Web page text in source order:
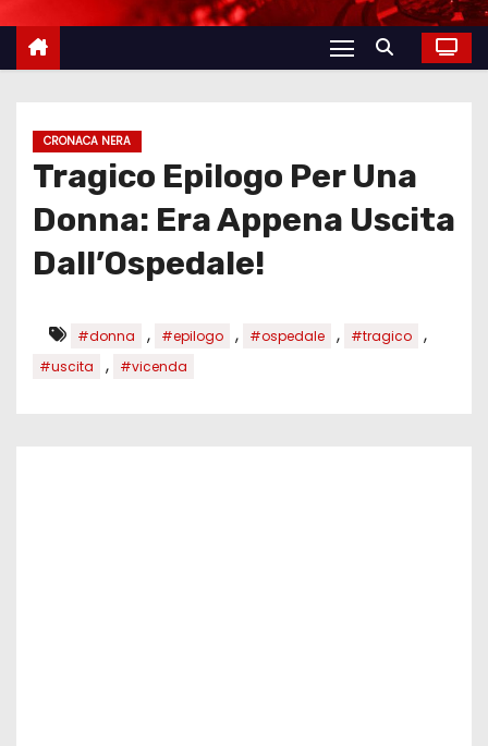
CRONACA NERA
Tragico Epilogo Per Una
Donna: Era Appena Uscita
Dall’Ospedale!
#donna , #epilogo , #ospedale , #tragico ,
#uscita , #vicenda